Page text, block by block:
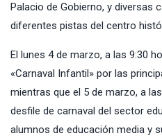
Palacio de Gobierno, y diversas
diferentes pistas del centro
El lunes 4 de marzo, a las 9:30
«Carnaval Infantil» por las
mientras que el 5 de marzo, a
desfile de carnaval del sector
alumnos de educación media y